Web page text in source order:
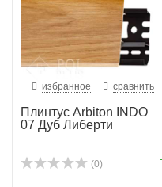
избранное сравнить
Плинтус Arbiton INDO
07 Дуб Либерти
(0)